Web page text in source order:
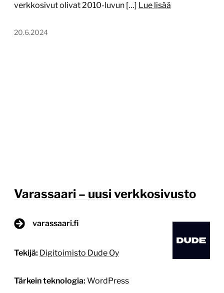
verkkosivut olivat 2010-luvun […] Lue lisää
20.6.2024
Varassaari – uusi verkkosivusto
varassaari.fi
Tekijä: Digitoimisto Dude Oy
Tärkein teknologia: WordPress